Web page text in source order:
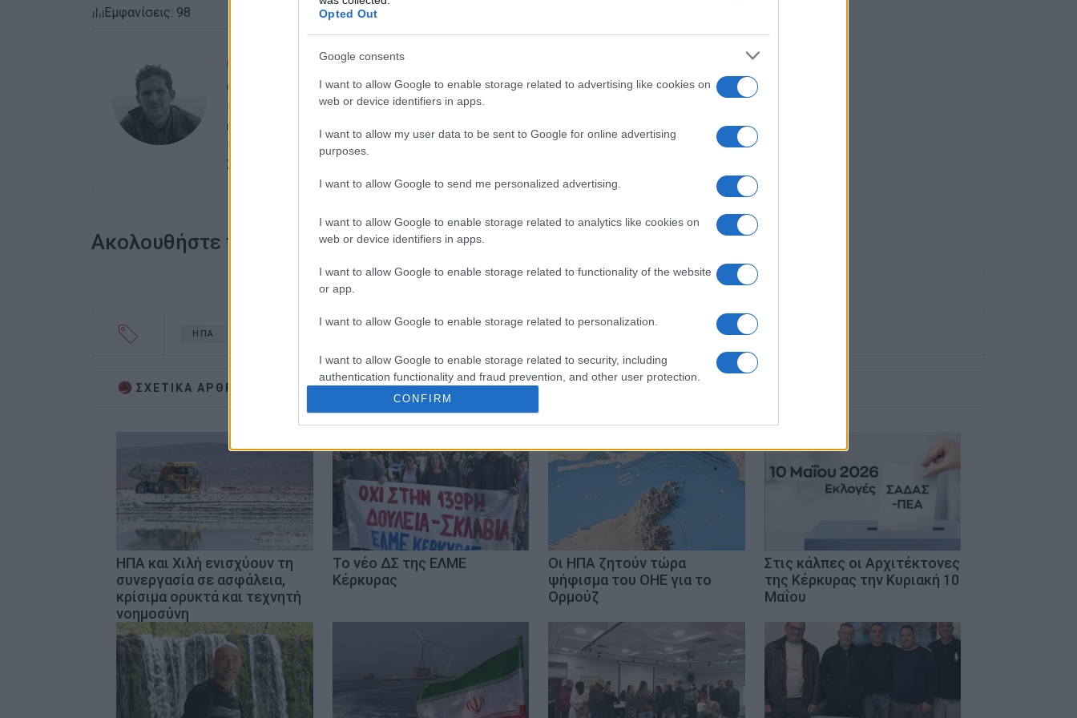
Opted Out
Google consents
I want to allow Google to enable storage related to advertising like cookies on
web or device identifiers in apps.
I want to allow my user data to be sent to Google for online advertising
purposes.
I want to allow Google to send me personalized advertising.
I want to allow Google to enable storage related to analytics like cookies on
web or device identifiers in apps.
I want to allow Google to enable storage related to functionality of the website
or app.
I want to allow Google to enable storage related to personalization.
I want to allow Google to enable storage related to security, including
authentication functionality and fraud prevention, and other user protection.
CONFIRM
Εμφανίσεις: 98
ΒΑΣΙΛΗΣ ΠΑΝΤΑΖΟΠΟΥΛΟΣ
Ο Βασίλης Πανταζόπουλος είναι απόφοιτος του τμήματος
Μεσογειακών Σπουδών του Πανεπιστημίου Αιγαίου (Ρόδος), με
ειδίκευση στις Διεθνείς Σχέσεις. Επιπλέον, είναι κάτοχος
Μεταπτυχιακού Τίτλου από το Πανεπιστήμιο του Readingστις
Στρατηγικές Σπουδές.
Ακολουθήστε το enimerosi στο Facebook
ΗΠΑ
ΣΧΕΤΙΚA AΡΘΡΑ
ΗΠΑ και Χιλή ενισχύουν τη
συνεργασία σε ασφάλεια,
κρίσιμα ορυκτά και τεχνητή
νοημοσύνη
Το νέο ΔΣ της ΕΛΜΕ
Κέρκυρας
Οι ΗΠΑ ζητούν τώρα
ψήφισμα του ΟΗΕ για το
Ορμούζ
Στις κάλπες οι Αρχιτέκτονες
της Κέρκυρας την Κυριακή 10
Μαΐου